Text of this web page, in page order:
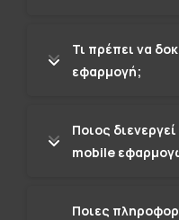
Τι πρέπει να
εφαρμογή;
Ποιος
mobile
Ποιες